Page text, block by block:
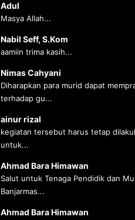
Adul
Masya Allah...
Nabil Seff, S.Kom
aamiin trima kasih...
Nimas Cahyani
Diharapkan para murid dapat
terhadap gu...
ainur rizal
kegiatan tersebut harus tetap
untuk...
Ahmad Bara Himawan
Salut untuk Tenaga Pendidik dan
Banjarmas...
Ahmad Bara Himawan